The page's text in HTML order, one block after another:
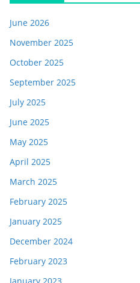
June 2026
November 2025
October 2025
September 2025
July 2025
June 2025
May 2025
April 2025
March 2025
February 2025
January 2025
December 2024
February 2023